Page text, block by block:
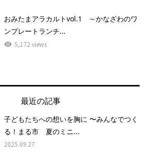
おみたまアラカルトvol.1 ～かなざわのワ
ンプレートランチ...
5,172 views
最近の記事
子どもたちへの想いを胸に 〜みんなでつく
る！まる市 夏のミニ...
2025.09.27